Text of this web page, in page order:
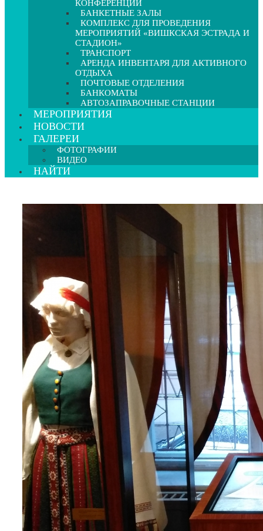
КОНФЕРЕНЦИЙ
БАНКЕТНЫЕ ЗАЛЫ
КОМПЛЕКС ДЛЯ ПРОВЕДЕНИЯ
МЕРОПРИЯТИЙ «ВИШКСКАЯ ЭСТРАДА И
СТАДИОН»
ТРАНСПОРТ
АРЕНДА ИНВЕНТАРЯ ДЛЯ АКТИВНОГО
ОТДЫХА
ПОЧТОВЫЕ ОТДЕЛЕНИЯ
БАНКОМАТЫ
АВТОЗАПРАВОЧНЫЕ СТАНЦИИ
МЕРОПРИЯТИЯ
НОВОСТИ
ГАЛЕРЕИ
ФОТОГРАФИИ
ВИДЕО
НАЙТИ